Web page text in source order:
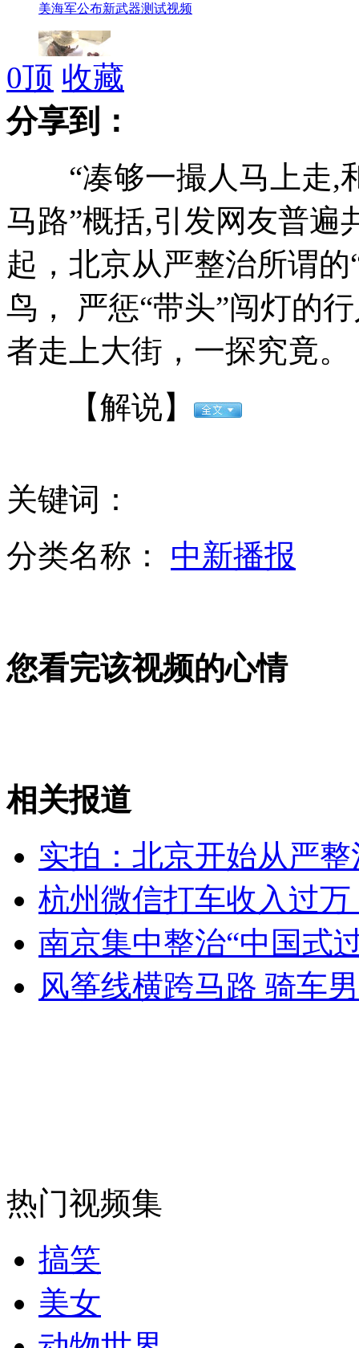
美海军公布新武器测试视频
美女“气泡酒店”生活供参观
民工坠亡 包工头率假亲友索赔被拘
南京城管要求全市清理散养家禽家畜
日本强风暴雨致四人死亡数十人受伤
第二炮兵某旅新装备挺近生命禁区练兵
山西运城恶犬咬伤多人 警民合力深夜将其击毙
女孩北京地铁殴打老人 痛下狠手拳打脚踢
外交部：有关国家言论片面不公正
安徽一实载49人客车翻车
走！跟着总书记去植树
司机酒驾遇交警 急速倒车逃窜
0顶 收藏
分享到：
“凑够一撮人马上走,
马路”概括,引发网友普遍
起，北京从严整治所谓
鸟， 严惩“带头”闯灯的
者走上大街，一探究竟。
【解说】
关键词：
分类名称： 中新播报
您看完该视频的心情
相关报道
实拍：北京开始从严
杭州微信打车收入过
南京集中整治“中国式
风筝线横跨马路 骑车
热门视频集
搞笑
美女